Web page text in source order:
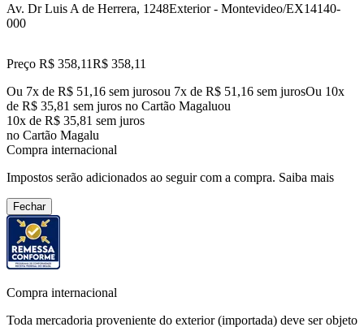
Av. Dr Luis A de Herrera, 1248Exterior - Montevideo/EX14140-
000
Preço R$ 358,11R$ 358,11
Ou 7x de R$ 51,16 sem jurosou 7x de R$ 51,16 sem jurosOu 10x
de R$ 35,81 sem juros no Cartão Magaluou
10x de R$ 35,81 sem juros
no Cartão Magalu
Compra internacional
Impostos serão adicionados ao seguir com a compra. Saiba mais
Fechar
Compra internacional
Toda mercadoria proveniente do exterior (importada) deve ser objeto